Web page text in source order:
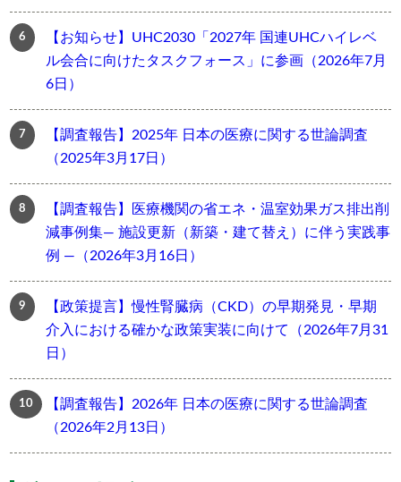
【お知らせ】UHC2030「2027年 国連UHCハイレベ
ル会合に向けたタスクフォース」に参画（2026年7月
6日）
【調査報告】2025年 日本の医療に関する世論調査
（2025年3月17日）
【調査報告】医療機関の省エネ・温室効果ガス排出削
減事例集― 施設更新（新築・建て替え）に伴う実践事
例 ―（2026年3月16日）
【政策提言】慢性腎臓病（CKD）の早期発見・早期
介入における確かな政策実装に向けて（2026年7月31
日）
【調査報告】2026年 日本の医療に関する世論調査
（2026年2月13日）